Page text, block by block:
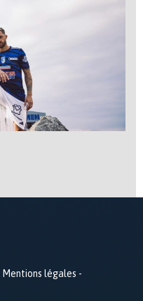
Mentions légales -